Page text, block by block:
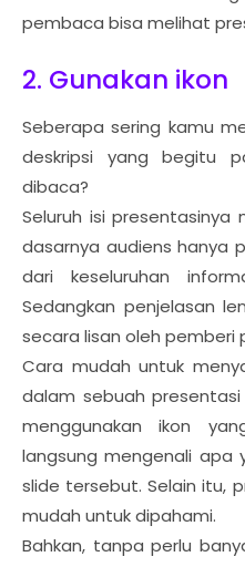
pembaca bisa melihat
2. Gunakan ikon
Seberapa sering kamu
deskripsi yang begitu
dibaca?
Seluruh isi
dasarnya audiens hanya
dari keseluruhan
Sedangkan penjelasan
secara lisan oleh pemberi
Cara mudah untuk
dalam sebuah
menggunakan ikon
langsung mengenali apa
slide tersebut. Selain itu,
mudah untuk dipahami.
Bahkan, tanpa perlu